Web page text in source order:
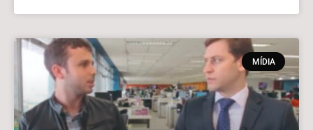
MÍDIA